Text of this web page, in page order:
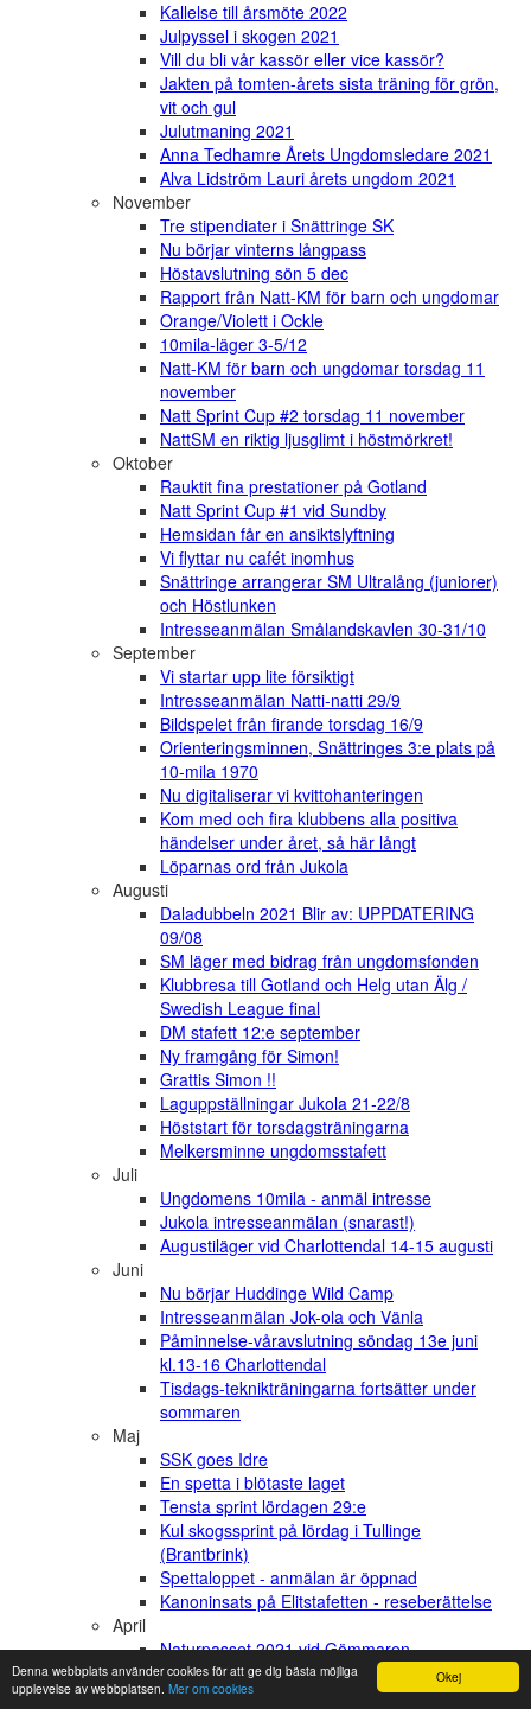
Okej
Denna webbplats använder cookies för att ge dig bästa möjliga
upplevelse av webbplatsen. Mer om cookies
Kallelse till årsmöte 2022
Julpyssel i skogen 2021
Vill du bli vår kassör eller vice kassör?
Jakten på tomten-årets sista träning för grön,
vit och gul
Julutmaning 2021
Anna Tedhamre Årets Ungdomsledare 2021
Alva Lidström Lauri årets ungdom 2021
November
Tre stipendiater i Snättringe SK
Nu börjar vinterns långpass
Höstavslutning sön 5 dec
Rapport från Natt-KM för barn och ungdomar
Orange/Violett i Ockle
10mila-läger 3-5/12
Natt-KM för barn och ungdomar torsdag 11
november
Natt Sprint Cup #2 torsdag 11 november
NattSM en riktig ljusglimt i höstmörkret!
Oktober
Rauktit fina prestationer på Gotland
Natt Sprint Cup #1 vid Sundby
Hemsidan får en ansiktslyftning
Vi flyttar nu cafét inomhus
Snättringe arrangerar SM Ultralång (juniorer)
och Höstlunken
Intresseanmälan Smålandskavlen 30-31/10
September
Vi startar upp lite försiktigt
Intresseanmälan Natti-natti 29/9
Bildspelet från firande torsdag 16/9
Orienteringsminnen, Snättringes 3:e plats på
10-mila 1970
Nu digitaliserar vi kvittohanteringen
Kom med och fira klubbens alla positiva
händelser under året, så här långt
Löparnas ord från Jukola
Augusti
Daladubbeln 2021 Blir av: UPPDATERING
09/08
SM läger med bidrag från ungdomsfonden
Klubbresa till Gotland och Helg utan Älg /
Swedish League final
DM stafett 12:e september
Ny framgång för Simon!
Grattis Simon !!
Laguppställningar Jukola 21-22/8
Höststart för torsdagsträningarna
Melkersminne ungdomsstafett
Juli
Ungdomens 10mila - anmäl intresse
Jukola intresseanmälan (snarast!)
Augustiläger vid Charlottendal 14-15 augusti
Juni
Nu börjar Huddinge Wild Camp
Intresseanmälan Jok-ola och Vänla
Påminnelse-våravslutning söndag 13e juni
kl.13-16 Charlottendal
Tisdags-teknikträningarna fortsätter under
sommaren
Maj
SSK goes Idre
En spetta i blötaste laget
Tensta sprint lördagen 29:e
Kul skogssprint på lördag i Tullinge
(Brantbrink)
Spettaloppet - anmälan är öppnad
Kanoninsats på Elitstafetten - reseberättelse
April
Naturpasset 2021 vid Gömmaren
Lag till Elitstafetten
Träning i Björnkulla, Söndag 2/5